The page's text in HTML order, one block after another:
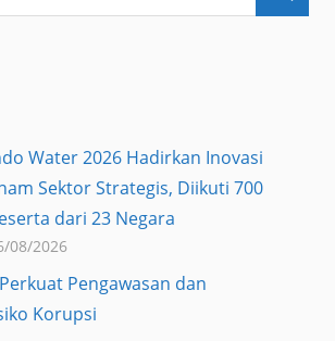
Water 2026 Hadirkan Inovasi
Sektor Strategis, Diikuti 700
dari 23 Negara
08/2026
Pengawasan dan
Korupsi